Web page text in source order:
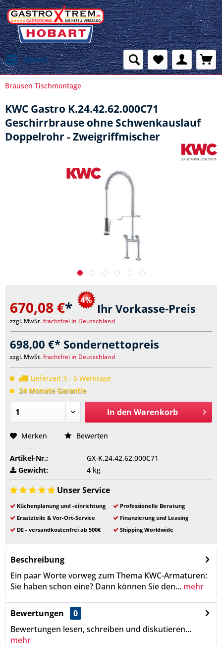
Menü
Brausen Tischmontage
KWC Gastro K.24.42.62.000C71
Geschirrbrause ohne Schwenkauslauf
Doppelrohr - Zweigriffmischer
670,08 €* Ihr Vorkasse-Preis
zzgl. MwSt.frachtfrei in Deutschland
698,00 €* Sondernettopreis
zzgl. MwSt.frachtfrei in Deutschland
Lieferzeit 3 - 5 Werktage
24 Monate Garantie
In den Warenkorb
Merken Bewerten
Artikel-Nr.:
GX-K.24.42.62.000C71
Gewicht:
4 kg
Unser Service
Küchenplanung und -einrichtung
Professionelle Beratung
Ersatzteile & Vor-Ort-Service
Finanzierung und Leasing
DE - versandkostenfrei ab 500€
Shipping Worldwide
Beschreibung
Ein paar Worte vorweg zum Thema KWC-Armaturen:
Sie haben schon eine? Dann können Sie den... mehr
Bewertungen
0
Bewertungen lesen, schreiben und diskutieren...
mehr